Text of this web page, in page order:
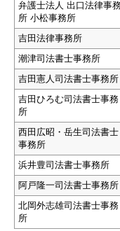
弁護士法人 出口法律事
所 小松事務所
吉田法律事務所
潮津司法書士事務所
吉田憲人司法書士事務所
吉田ひろむ司法書士事務
所
西田広昭・岳生司法書士
事務所
浜井豊司法書士事務所
阿戸隆一司法書士事務所
北岡外志雄司法書士事務
所